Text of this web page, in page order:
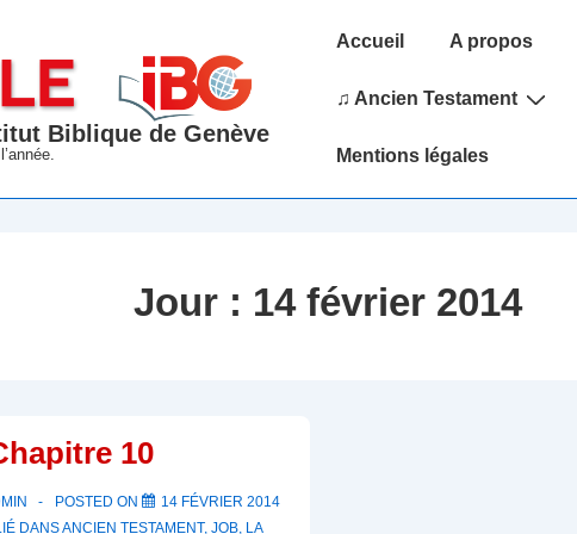
Biblique de Genève
Main
Accueil A propos
♫ Ancien Testament
Mentions légales
Jour : 14 février 2014
10
POSTED ON
14 FÉVRIER 2014
DANSANCIEN TESTAMENT, JOB, LA